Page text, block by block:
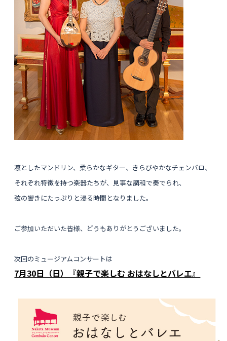
凛としたマンドリン、柔らかなギター、 きらびやかなチェンバロ、
それぞれ特徴を持つ楽器たちが、見事な調和で奏でられ、
弦の響きにたっぷりと浸る時間となりました。
ご参加いただいた皆様、どうもありがとうございました。
次回のミュージアムコンサートは
7月30日（日）『親子で楽しむ おはなしとバレエ』